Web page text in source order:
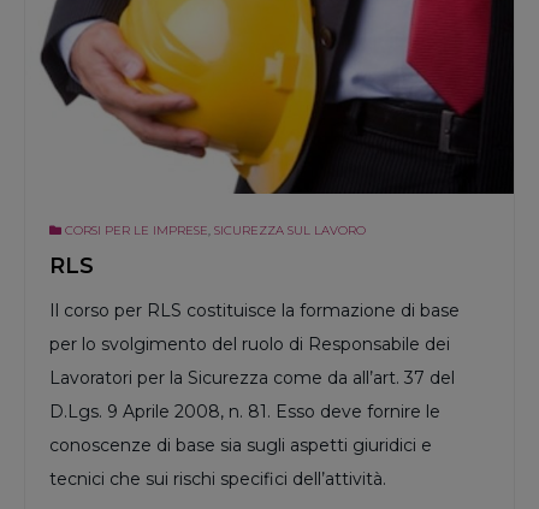
CORSI PER LE IMPRESE, SICUREZZA SUL LAVORO
RLS
Il corso per RLS costituisce la formazione di base
per lo svolgimento del ruolo di Responsabile dei
Lavoratori per la Sicurezza come da all’art. 37 del
D.Lgs. 9 Aprile 2008, n. 81. Esso deve fornire le
conoscenze di base sia sugli aspetti giuridici e
tecnici che sui rischi specifici dell’attività.